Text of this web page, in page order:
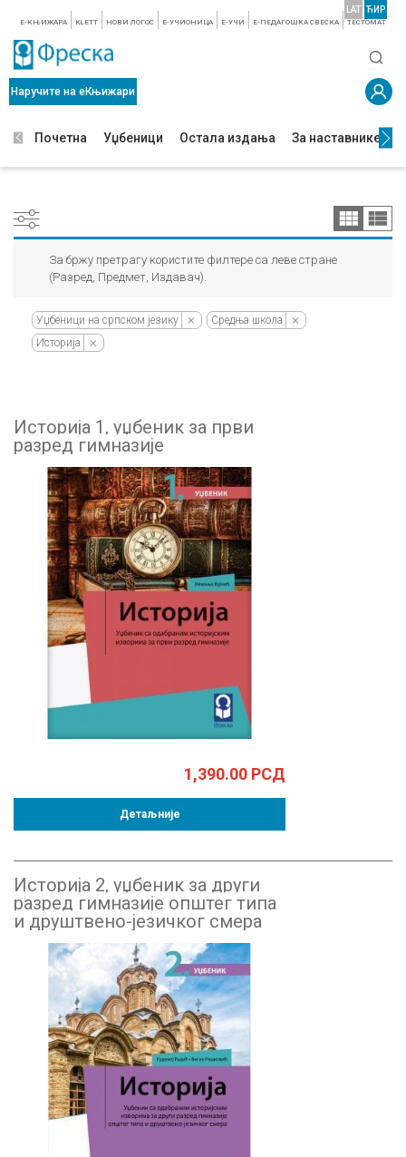
E-КЊИЖАРА KLETT НОВИ ЛОГОС E-УЧИОНИЦА E-УЧИ Е-ПЕДАГОШКА СВЕСКА TЕСТОМАТ
LAT ЋИР
Наручите на еКњижари
Почетна Уџбеници Остала издања За наставнике
За бржу претрагу користите филтере са леве стране
(Разред, Предмет, Издавач).
Уџбеници на српском језику
Средња школа
Историја
Историја 1, уџбеник за први
разред гимназије
1,390.00 РСД
Детаљније
Историја 2, уџбеник за други
разред гимназије општег типа
и друштвено-језичког смера